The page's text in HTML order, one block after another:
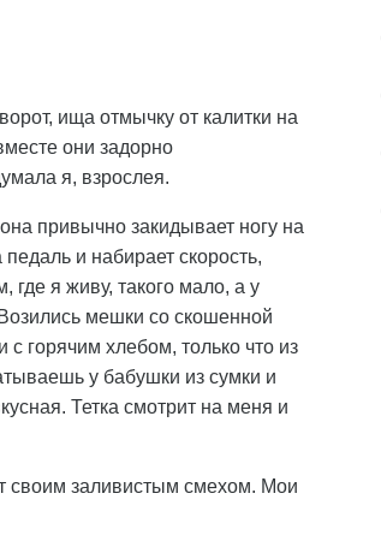
ища отмычку от калитки на
они задорно
я, взрослея.
привычно закидывает ногу на
и набирает скорость,
я живу, такого мало, а у
мешки со скошенной
горячим хлебом, только что из
у бабушки из сумки и
Тетка смотрит на меня и
своим заливистым смехом. Мои